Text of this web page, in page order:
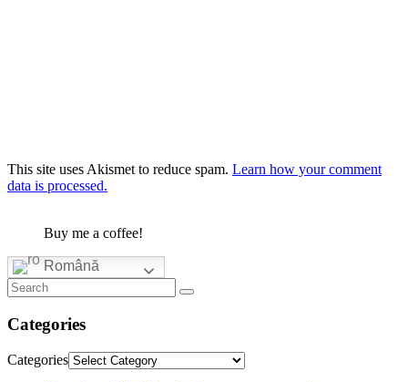
This site uses Akismet to reduce spam. Learn how your comment
data is processed.
Buy me a coffee!
Română
Categories
Categories